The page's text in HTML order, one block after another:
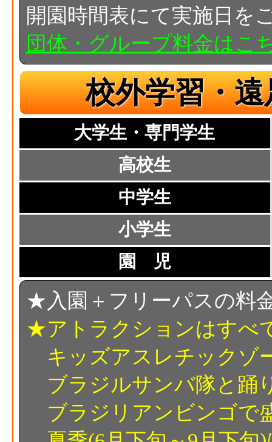
開園時間表にて実施日を
団体・グループ料金はこ
校外学習・
大学生・専門学生
高校生
中学生
小学生
園 児
★入園＋フリーパスの料
★アトラクションはすべ
キッズアスレチックゾ
ブラジルサンバ隊と踊
ブラジリアンビンゴで